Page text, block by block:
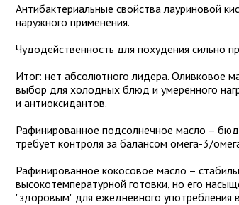
Антибактериальные свойства лауриновой
наружного применения.
Чудодейственность для похудения сильно
Итог: нет абсолютного лидера. Оливковое
выбор для холодных блюд и умеренного
и антиоксидантов.
Рафинированное подсолнечное масло –
требует контроля за балансом омега-3/
Рафинированное кокосовое масло –
высокотемпературной готовки, но его
"здоровым" для ежедневного употребления